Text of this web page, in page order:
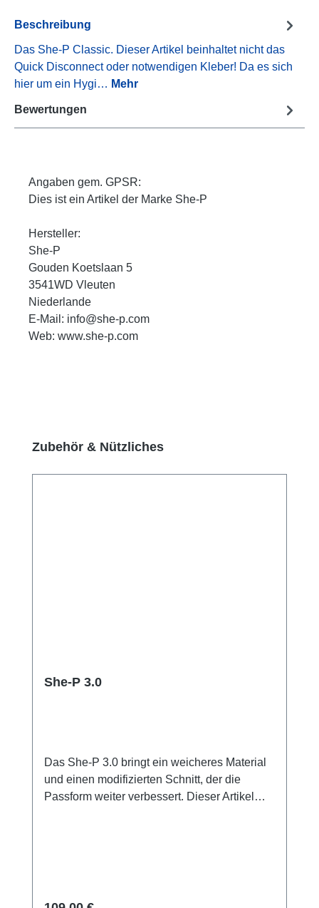
Beschreibung
Das She-P Classic. Dieser Artikel beinhaltet nicht das
Quick Disconnect oder notwendigen Kleber! Da es sich
hier um ein Hygi… Mehr
Bewertungen
Angaben gem. GPSR:
Dies ist ein Artikel der Marke She-P
Hersteller:
She-P
Gouden Koetslaan 5
3541WD Vleuten
Niederlande
E-Mail: info@she-p.com
Web: www.she-p.com
Produktgalerie überspringen
Zubehör & Nützliches
She-P 3.0
Das She-P 3.0 bringt ein weicheres Material
und einen modifizierten Schnitt, der die
Passform weiter verbessert. Dieser Artikel